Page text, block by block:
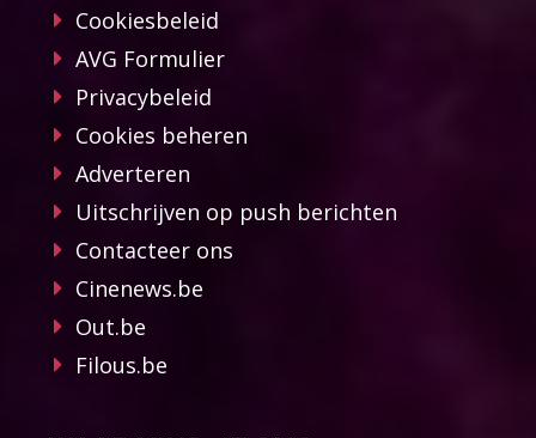
Cookiesbeleid
AVG Formulier
Privacybeleid
Cookies beheren
Adverteren
Uitschrijven op push berichten
Contacteer ons
Cinenews.be
Out.be
Filous.be